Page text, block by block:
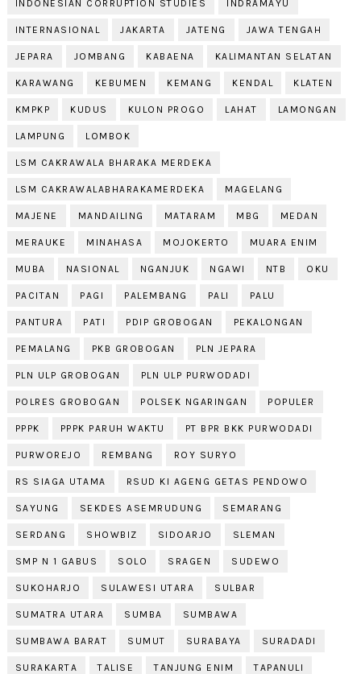
INDONESIAN CORRUPTION STUDIES INDRAMAYU
INTERNASIONAL JAKARTA JATENG JAWA TENGAH
JEPARA JOMBANG KABAENA KALIMANTAN SELATAN
KARAWANG KEBUMEN KEMANG KENDAL KLATEN
KMPKP KUDUS KULON PROGO LAHAT LAMONGAN
LAMPUNG LOMBOK
LSM CAKRAWALA BHARAKA MERDEKA
LSM CAKRAWALABHARAKAMERDEKA MAGELANG
MAJENE MANDAILING MATARAM MBG MEDAN
MERAUKE MINAHASA MOJOKERTO MUARA ENIM
MUBA NASIONAL NGANJUK NGAWI NTB OKU
PACITAN PAGI PALEMBANG PALI PALU
PANTURA PATI PDIP GROBOGAN PEKALONGAN
PEMALANG PKB GROBOGAN PLN JEPARA
PLN ULP GROBOGAN PLN ULP PURWODADI
POLRES GROBOGAN POLSEK NGARINGAN POPULER
PPPK PPPK PARUH WAKTU PT BPR BKK PURWODADI
PURWOREJO REMBANG ROY SURYO
RS SIAGA UTAMA RSUD KI AGENG GETAS PENDOWO
SAYUNG SEKDES ASEMRUDUNG SEMARANG
SERDANG SHOWBIZ SIDOARJO SLEMAN
SMP N 1 GABUS SOLO SRAGEN SUDEWO
SUKOHARJO SULAWESI UTARA SULBAR
SUMATRA UTARA SUMBA SUMBAWA
SUMBAWA BARAT SUMUT SURABAYA SURADADI
SURAKARTA TALISE TANJUNG ENIM TAPANULI